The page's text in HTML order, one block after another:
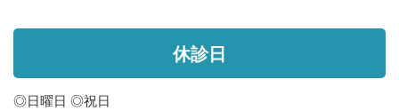
休診日
◎日曜日 ◎祝日